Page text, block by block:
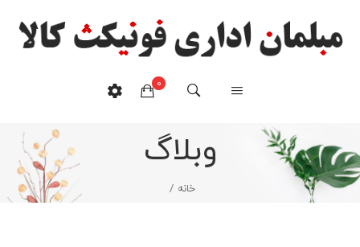
0
هیچ محصولی در سبدخرید نیست.
وبلاگ
خانه /